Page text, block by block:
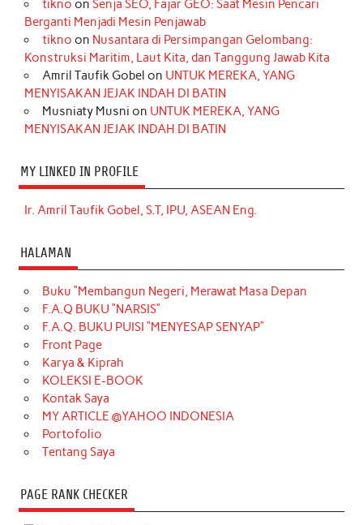
tikno on Senja SEO, Fajar GEO: Saat Mesin Pencari
Berganti Menjadi Mesin Penjawab
tikno on Nusantara di Persimpangan Gelombang:
Konstruksi Maritim, Laut Kita, dan Tanggung Jawab Kita
Amril Taufik Gobel on UNTUK MEREKA, YANG
MENYISAKAN JEJAK INDAH DI BATIN
Musniaty Musni on UNTUK MEREKA, YANG
MENYISAKAN JEJAK INDAH DI BATIN
MY LINKED IN PROFILE
Ir. Amril Taufik Gobel, S.T, IPU, ASEAN Eng.
HALAMAN
Buku “Membangun Negeri, Merawat Masa Depan
F.A.Q BUKU “NARSIS”
F.A.Q. BUKU PUISI “MENYESAP SENYAP”
Front Page
Karya & Kiprah
KOLEKSI E-BOOK
Kontak Saya
MY ARTICLE @YAHOO INDONESIA
Portofolio
Tentang Saya
PAGE RANK CHECKER